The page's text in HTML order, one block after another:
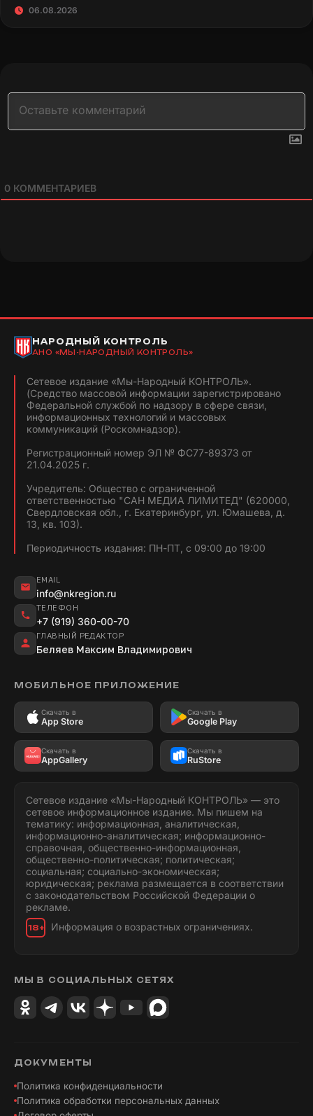
06.08.2026
0 КОММЕНТАРИЕВ
НАРОДНЫЙ КОНТРОЛЬ
АНО «МЫ-НАРОДНЫЙ КОНТРОЛЬ»
Сетевое издание «Мы-Народный КОНТРОЛЬ».
(Средство массовой информации зарегистрировано
Федеральной службой по надзору в сфере связи,
информационных технологий и массовых
коммуникаций (Роскомнадзор).
Регистрационный номер ЭЛ № ФС77-89373 от
21.04.2025 г.
Учредитель: Общество с ограниченной
ответственностью "САН МЕДИА ЛИМИТЕД" (620000,
Свердловская обл., г. Екатеринбург, ул. Юмашева, д.
13, кв. 103).
Периодичность издания: ПН-ПТ, с 09:00 до 19:00
EMAIL
info@nkregion.ru
ТЕЛЕФОН
+7 (919) 360-00-70
ГЛАВНЫЙ РЕДАКТОР
Беляев Максим Владимирович
МОБИЛЬНОЕ ПРИЛОЖЕНИЕ
Скачать в
App Store
Скачать в
Google Play
Скачать в
AppGallery
Скачать в
RuStore
Сетевое издание «Мы-Народный КОНТРОЛЬ» — это
сетевое информационное издание. Мы пишем на
тематику: информационная, аналитическая,
информационно-аналитическая; информационно-
справочная, общественно-информационная,
общественно-политическая; политическая;
социальная; социально-экономическая;
юридическая; реклама размещается в соответствии
с законодательством Российской Федерации о
рекламе.
18+ Информация о возрастных ограничениях.
МЫ В СОЦИАЛЬНЫХ СЕТЯХ
ДОКУМЕНТЫ
Политика конфиденциальности
Политика обработки персональных данных